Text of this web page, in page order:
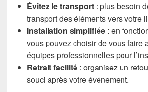
Évitez le transport : plus besoin
transport des éléments vers votre
Installation simplifiée : en
vous pouvez choisir de vous faire
équipes professionnelles pour
Retrait facilité : organisez un
souci après votre événement.